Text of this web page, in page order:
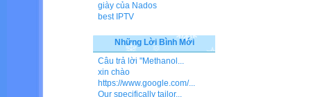
giày của Nados
best IPTV
Những Lời Bình Mới
Câu trả lời "Methanol...
xin chào
https://www.google.com/...
Our specifically tailor...